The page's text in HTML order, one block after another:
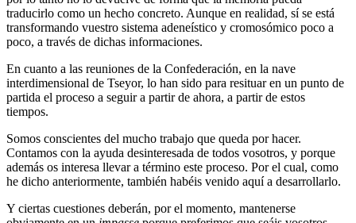
traducirlo como un hecho concreto. Aunque en realidad, sí se está
transformando vuestro sistema adeneístico y cromosómico poco a
poco, a través de dichas informaciones.
En cuanto a las reuniones de la Confederación, en la nave
interdimensional de Tseyor, lo han sido para resituar en un punto de
partida el proceso a seguir a partir de ahora, a partir de estos
tiempos.
Somos conscientes del mucho trabajo que queda por hacer.
Contamos con la ayuda desinteresada de todos vosotros, y porque
además os interesa llevar a término este proceso. Por el cual, como
he dicho anteriormente, también habéis venido aquí a desarrollarlo.
Y ciertas cuestiones deberán, por el momento, mantenerse